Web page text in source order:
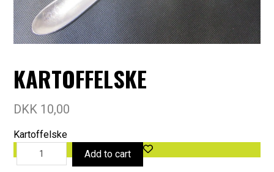
KARTOFFELSKE
DKK 10,00
Kartoffelske
Add to cart